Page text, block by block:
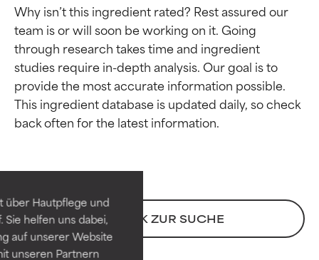
über Hautpflege und
helfen uns dabei,
auf unserer Website
unseren Partnern
Why isn’t this ingredient rated? Rest assured our
team is or will soon be working on it. Going
through research takes time and ingredient
studies require in-depth analysis. Our goal is to
provide the most accurate information possible.
This ingredient database is updated daily, so check
ZURÜCK ZUR SUCHE
Bewertung der
Erwiesen und durch
unabhängige Studien belegt.
Hervorragender Wirkstoff für
die meisten Hauttypen und -
Bewertung der
Erwiesen und durch
unabhängige Studien belegt.
Hervorragender Wirkstoff für
die meisten Hauttypen und -